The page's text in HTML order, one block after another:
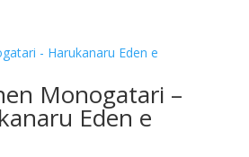
Monogatari –
Eden e